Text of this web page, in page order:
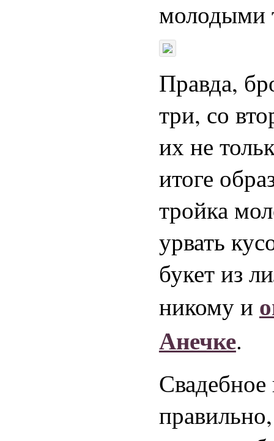
молодыми
Правда,
три, со
их не
итоге
тройка
урвать
букет из
никому и
Анечке.